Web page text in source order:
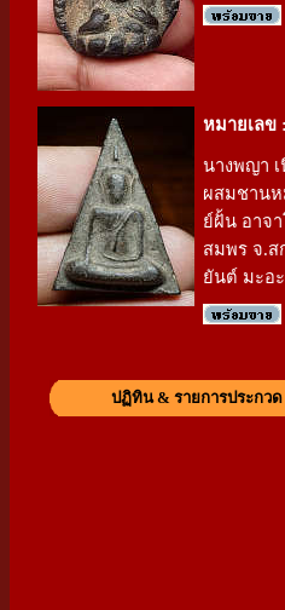
หมายเลข
นางพญา เ
ผสมชานห
ย์ฝั้น อาจ
สมพร จ.ส
ยันต์ มะอ
ปฏิทิน & รายการประกวด